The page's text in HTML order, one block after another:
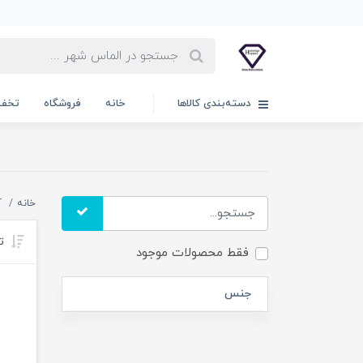
دسته‌بندی کالاها خانه فروشگاه
فقط محصولات موجود
جنس
خانه